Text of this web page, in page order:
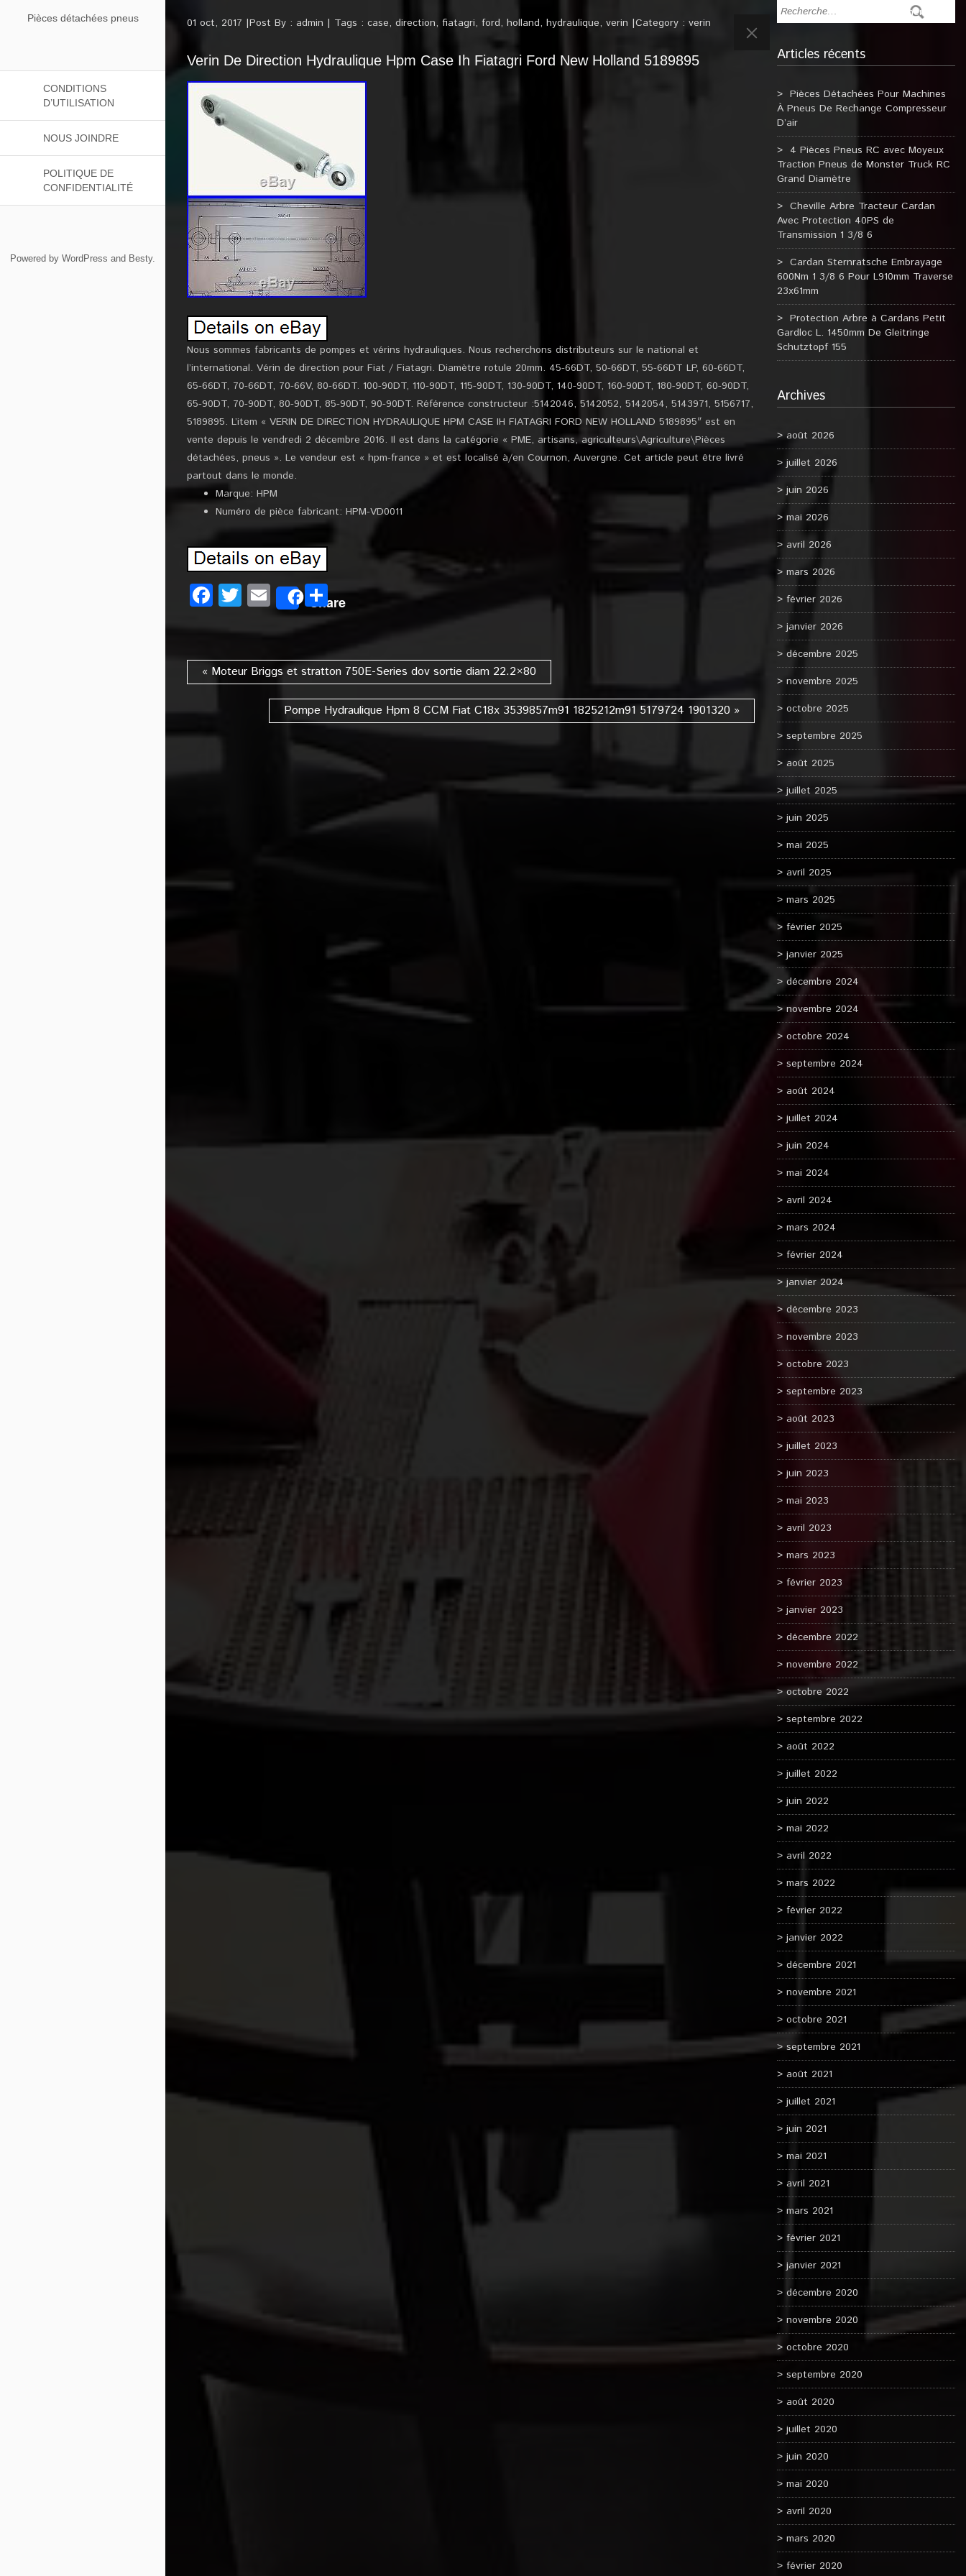
Pièces détachées pneus
CONDITIONS
D’UTILISATION
NOUS JOINDRE
POLITIQUE DE
CONFIDENTIALITÉ
Powered by WordPress and Besty.
01 oct, 2017 Post By : admin Tags : case, direction, fiatagri, ford, holland, hydraulique, verin Category : verin
Verin De Direction Hydraulique Hpm Case Ih Fiatagri Ford New Holland 5189895
Nous sommes fabricants de pompes et vérins hydrauliques. Nous recherchons distributeurs sur le national et
l’international. Vérin de direction pour Fiat / Fiatagri. Diamètre rotule 20mm. 45-66DT, 50-66DT, 55-66DT LP, 60-66DT,
65-66DT, 70-66DT, 70-66V, 80-66DT. 100-90DT, 110-90DT, 115-90DT, 130-90DT, 140-90DT, 160-90DT, 180-90DT, 60-90DT,
65-90DT, 70-90DT, 80-90DT, 85-90DT, 90-90DT. Référence constructeur :5142046, 5142052, 5142054, 5143971, 5156717,
5189895. L’item « VERIN DE DIRECTION HYDRAULIQUE HPM CASE IH FIATAGRI FORD NEW HOLLAND 5189895″ est en
vente depuis le vendredi 2 décembre 2016. Il est dans la catégorie « PME, artisans, agriculteurs\Agriculture\Pièces
détachées, pneus ». Le vendeur est « hpm-france » et est localisé à/en Cournon, Auvergne. Cet article peut être livré
partout dans le monde.
Marque: HPM
Numéro de pièce fabricant: HPM-VD0011
Facebook
Twitter
EmailSharePartager
« Moteur Briggs et stratton 750E-Series dov sortie diam 22.2×80
Pompe Hydraulique Hpm 8 CCM Fiat C18x 3539857m91 1825212m91 5179724 1901320 »
Articles récents
Pièces Détachées Pour Machines
À Pneus De Rechange Compresseur
D’air
4 Pièces Pneus RC avec Moyeux
Traction Pneus de Monster Truck RC
Grand Diamètre
Cheville Arbre Tracteur Cardan
Avec Protection 40PS de
Transmission 1 3/8 6
Cardan Sternratsche Embrayage
600Nm 1 3/8 6 Pour L910mm Traverse
23x61mm
Protection Arbre à Cardans Petit
Gardloc L. 1450mm De Gleitringe
Schutztopf 155
Archives
août 2026
juillet 2026
juin 2026
mai 2026
avril 2026
mars 2026
février 2026
janvier 2026
décembre 2025
novembre 2025
octobre 2025
septembre 2025
août 2025
juillet 2025
juin 2025
mai 2025
avril 2025
mars 2025
février 2025
janvier 2025
décembre 2024
novembre 2024
octobre 2024
septembre 2024
août 2024
juillet 2024
juin 2024
mai 2024
avril 2024
mars 2024
février 2024
janvier 2024
décembre 2023
novembre 2023
octobre 2023
septembre 2023
août 2023
juillet 2023
juin 2023
mai 2023
avril 2023
mars 2023
février 2023
janvier 2023
décembre 2022
novembre 2022
octobre 2022
septembre 2022
août 2022
juillet 2022
juin 2022
mai 2022
avril 2022
mars 2022
février 2022
janvier 2022
décembre 2021
novembre 2021
octobre 2021
septembre 2021
août 2021
juillet 2021
juin 2021
mai 2021
avril 2021
mars 2021
février 2021
janvier 2021
décembre 2020
novembre 2020
octobre 2020
septembre 2020
août 2020
juillet 2020
juin 2020
mai 2020
avril 2020
mars 2020
février 2020